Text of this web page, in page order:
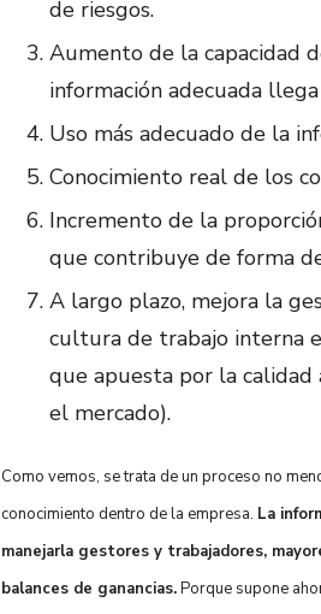
de riesgos.
Aumento de la capacidad
información adecuada
Uso más adecuado de la
Conocimiento real de los
Incremento de la
que contribuye de forma
A largo plazo, mejora la
cultura de trabajo interna
que apuesta por la calidad
el mercado).
Como vemos, se trata de un proceso no
conocimiento dentro de la empresa. La
manejarla gestores y trabajadores,
balances de ganancias.Porque supone